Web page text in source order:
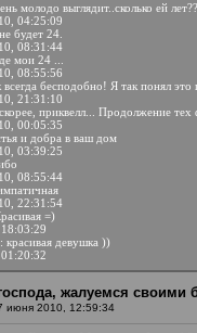
молодо выглядит..сколько ей
04:25:09
будет 24.
08:31:44
мои 24 ...
08:55:56
всегда бесподобно! Я так понял
21:31:10
приквелл... Продолжение
00:05:35
и добра в ваш дом
03:39:25
08:55:44
22:31:54
=)
: красивая девушка ))
жалуемся
июня 2010, 12:59:34